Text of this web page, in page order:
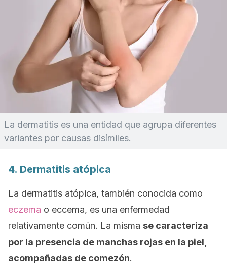
La dermatitis es una entidad que agrupa diferentes
variantes por causas disímiles.
4. Dermatitis atópica
La dermatitis atópica, también conocida como
eczema o eccema, es una enfermedad
relativamente común. La misma se caracteriza
por la presencia de manchas rojas en la piel,
acompañadas de comezón.